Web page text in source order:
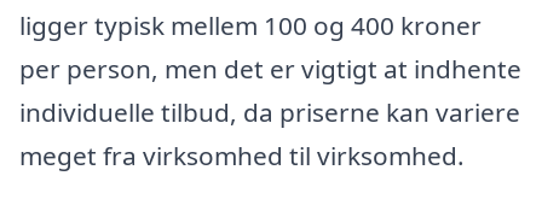
ligger typisk mellem 100 og 400 kroner
per person, men det er vigtigt at indhente
individuelle tilbud, da priserne kan variere
meget fra virksomhed til virksomhed.